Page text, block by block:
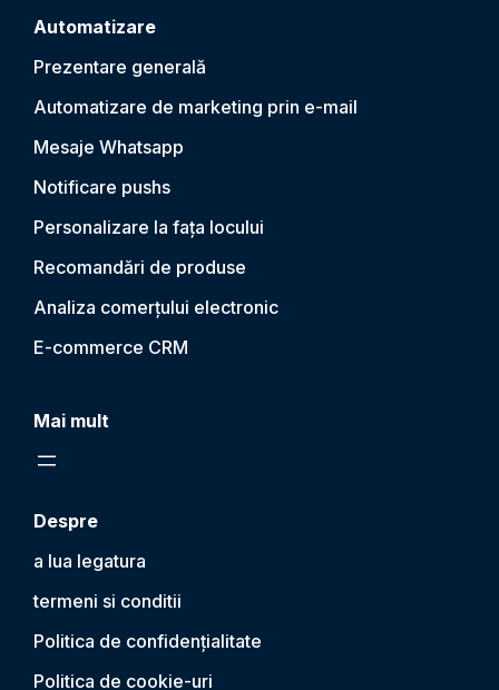
Automatizare
Prezentare generală
Automatizare de marketing prin e-mail
Mesaje Whatsapp
Notificare pushs
Personalizare la fața locului
Recomandări de produse
Analiza comerțului electronic
E-commerce CRM
Mai mult
Despre
a lua legatura
termeni si conditii
Politica de confidențialitate
Politica de cookie-uri